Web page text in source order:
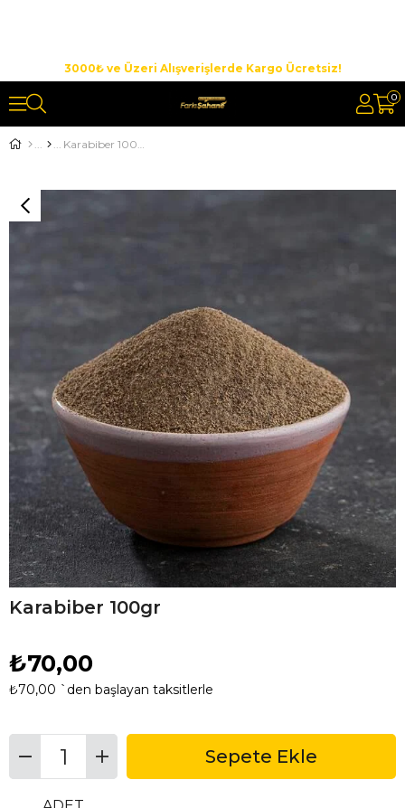
3000₺ ve Üzeri Alışverişlerde Kargo Ücretsiz!
0
Karabiber 100gr
Karabiber 100gr
₺70,00
₺70,00 `den başlayan taksitlerle